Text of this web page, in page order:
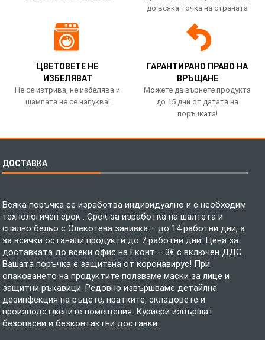
до всяка точка на страната
ЦВЕТОВЕТЕ НЕ
ИЗБЕЛЯВАТ
Не се изтрива, не избелява и
щампата не се напуква!
ГАРАНТИРАНО ПРАВО НА
ВРЪЩАНЕ
Можете да върнете продукта
до 15 дни от датата на
поръчката!
ДОСТАВКА
Всяка поръчка се изработва индивидуално и е необходим
технологичен срок . Срок за изработка на шалтета и
спално бельо с Олекотена завивка – до 14 работни дни, а
за всички останали продукти до 7 работни дни. Цена за
доставката до всеки офис на Еконт – 3€ с включен ДДС.
Вашата поръчка е защитена от коронавирус! При
опаковането на продуктите ползваме маски за лице и
защитни ръкавици. Редовно извършваме детайлна
дезинфекция на ръцете, пратките, складовете и
производстжените помещения. Куриери извършат
безопасни и безконтактни доставки.